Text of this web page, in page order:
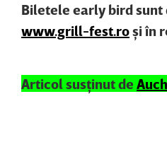
Biletele early bird sunt
www.grill-fest.roşi în
Articol susţinut de